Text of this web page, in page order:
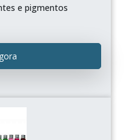
e pigmentos